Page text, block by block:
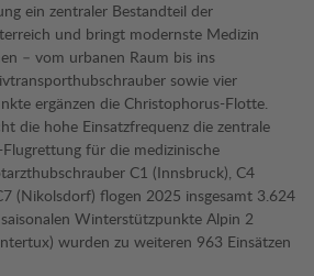
ein zentraler Bestandteil der
und bringt modernste Medizin
– vom urbanen Raum bis ins
sowie vier
ergänzen die Christophorus-Flotte.
die hohe Einsatzfrequenz die zentrale
für die medizinische
C1 (Innsbruck), C4
(Nikolsdorf) flogen 2025 insgesamt 3.624
Winterstützpunkte Alpin 2
wurden zu weiteren 963 Einsätzen